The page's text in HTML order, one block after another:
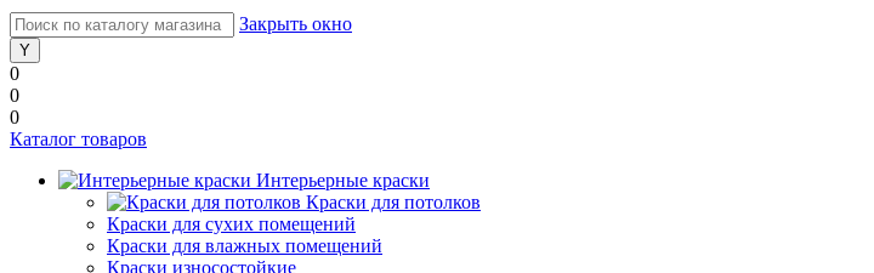
Закрыть окно
0
0
0
Каталог товаров
Интерьерные краски
Краски для потолков
Краски для сухих помещений
Краски для влажных помещений
Краски износостойкие